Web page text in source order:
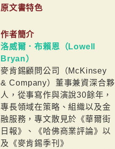
原文書特色
作者簡介
洛威爾．布賴恩（Lowell
Bryan）
麥肯錫顧問公司（McKinsey
& Company）董事兼資深合夥
人，從事寫作與演說30餘年，
專長領域在策略、組織以及金
融服務，專文散見於《華爾街
日報》、《哈佛商業評論》以
及《麥肯錫季刊》